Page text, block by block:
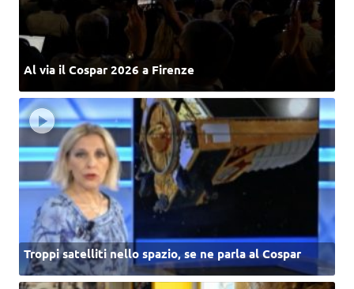
Al via il Cospar 2026 a Firenze
Troppi satelliti nello spazio, se ne parla al Cospar